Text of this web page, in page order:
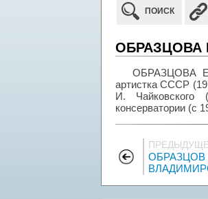
ПОИСК
ОБРАЗЦОВА
ОБРАЗЦОВА
артистка СССР
И. Чайковского
консерватории (с
ОБРАЗЦОВ